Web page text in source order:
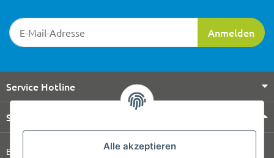
Alle akzeptieren
Newsletter-Registrierung
Anmelden
Service Hotline
Shop Service
Barrierefreiheitserklärung